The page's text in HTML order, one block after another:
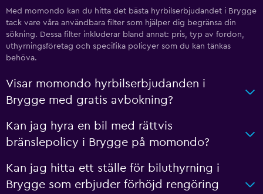
Med momondo kan du hitta det bästa hyrbilserbjudandet i Brygge
tack vare våra användbara filter som hjälper dig begränsa din
sökning. Dessa filter inkluderar bland annat: pris, typ av fordon,
uthyrningsföretag och specifika policyer som du kan tänkas
behöva.
Visar momondo hyrbilserbjudanden i
Brygge med gratis avbokning?
Kan jag hyra en bil med rättvis
bränslepolicy i Brygge på momondo?
Kan jag hitta ett ställe för biluthyrning i
Brygge som erbjuder förhöjd rengöring